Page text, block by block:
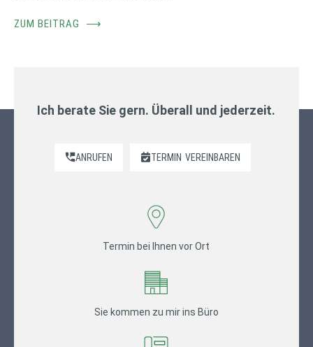
ZUM BEITRAG ⟶
Ich berate Sie gern. Überall und jederzeit.
ANRUFEN TERMIN VEREINBAREN
Termin bei Ihnen vor Ort
Sie kommen zu mir ins Büro